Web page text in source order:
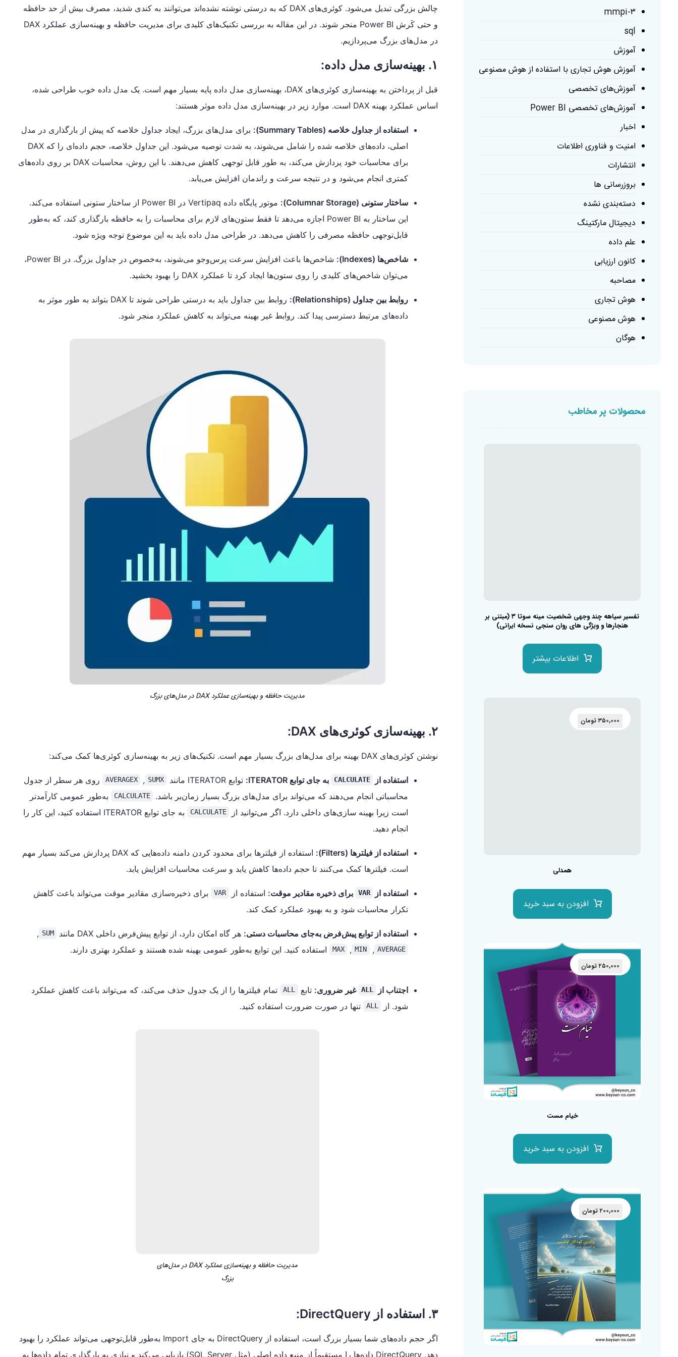
چالش بزرگی تبدیل می‌شود. کوئری‌های DAX که به درستی نوشته نشده‌اند می‌توانند به کندی شدید، مصرف بیش از حد حافظه
و حتی کَرش Power BI منجر شوند. در این مقاله به بررسی تکنیک‌های کلیدی برای مدیریت حافظه و بهینه‌سازی عملکرد DAX
در مدل‌های بزرگ می‌پردازیم.
۱. بهینه‌سازی مدل داده:
قبل از پرداختن به بهینه‌سازی کوئری‌های DAX، بهینه‌سازی مدل داده پایه بسیار مهم است. یک مدل داده خوب طراحی شده،
اساس عملکرد بهینه DAX است. موارد زیر در بهینه‌سازی مدل داده موثر هستند:
استفاده از جداول خلاصه (Summary Tables):
برای مدل‌های بزرگ، ایجاد جداول خلاصه که پیش از بارگذاری در مدل
اصلی، داده‌های خلاصه شده را شامل می‌شوند، به شدت توصیه می‌شود. این جداول خلاصه، حجم داده‌ای را که DAX
برای محاسبات خود پردازش می‌کند، به طور قابل توجهی کاهش می‌دهند. با این روش، محاسبات DAX بر روی داده‌های
کمتری انجام می‌شود و در نتیجه سرعت و راندمان افزایش می‌یابد.
ساختار ستونی (Columnar Storage):
موتور پایگاه داده Vertipaq در Power BI از ساختار ستونی استفاده می‌کند.
این ساختار به Power BI اجازه می‌دهد تا فقط ستون‌های لازم برای محاسبات را به حافظه بارگذاری کند، که به‌طور
قابل‌توجهی حافظه مصرفی را کاهش می‌دهد. در طراحى مدل داده باید به این موضوع توجه ویژه شود.
شاخص‌ها (Indexes):
شاخص‌ها باعث افزایش سرعت پرس‌وجو می‌شوند، به‌خصوص در جداول بزرگ. در Power BI،
می‌توان شاخص‌های کلیدی را روی ستون‌ها ایجاد کرد تا عملکرد DAX را بهبود بخشید.
روابط بین جداول (Relationships):
روابط بین جداول باید به درستی طراحی شوند تا DAX بتواند به طور موثر به
داده‌های مرتبط دسترسی پیدا کند. روابط غیر بهینه می‌تواند به کاهش عملکرد منجر شود.
مدیریت حافظه و بهینه‌سازی عملکرد DAX در مدل‌های بزرگ
۲. بهینه‌سازی کوئری‌های DAX:
نوشتن کوئری‌های DAX بهینه برای مدل‌های بزرگ بسیار مهم است. تکنیک‌های زیر به بهینه‌سازی کوئری‌ها کمک می‌کند:
استفاده از CALCULATE به جای توابع ITERATOR: توابع ITERATOR مانند SUMX
,
AVERAGEX
روی هر سطر از جدول
محاسباتی انجام می‌دهند که می‌تواند برای مدل‌های بزرگ بسیار زمان‌بر باشد.
CALCULATE
به‌طور عمومى کارآمدتر
است زیرا بهینه سازی‌های داخلی دارد. اگر می‌توانید از
CALCULATE
به جای توابع ITERATOR استفاده کنید، این کار را
انجام دهید.
استفاده از فیلترها (Filters):
استفاده از فیلترها برای محدود کردن دامنه داده‌هایی که DAX پردازش می‌کند بسیار مهم
است. فیلترها کمک می‌کنند تا حجم داده‌ها کاهش یابد و سرعت محاسبات افزایش یابد.
استفاده از VAR برای ذخیره مقادیر موقت: استفاده از VAR
برای ذخیره‌سازی مقادیر موقت می‌تواند باعث کاهش
تکرار محاسبات شود و به بهبود عملکرد کمک کند.
استفاده از توابع پیش‌فرض به‌جای محاسبات دستی: هر گاه امکان دارد، از توابع پیش‌فرض داخلی DAX مانند SUM
,
AVERAGE
,
MIN
,
MAX استفاده کنید. این توابع به‌طور عمومى بهینه شده هستند و عملکرد بهتری دارند.
اجتناب از ALL غیر ضروری: تابع ALL
تمام فیلترها را از یک جدول حذف می‌کند، که می‌تواند باعث کاهش عملکرد
شود. از
ALL تنها در صورت ضرورت استفاده کنید.
مدیریت حافظه و بهینه‌سازی عملکرد DAX در مدل‌های
بزرگ
۳. استفاده از DirectQuery:
اگر حجم داده‌های شما بسیار بزرگ است، استفاده از DirectQuery به جای Import به‌طور قابل‌توجهی می‌تواند عملکرد را بهبود
دهد. DirectQuery داده‌ها را مستقیماً از منبع داده اصلی (مثل SQL Server) بازیابی می‌کند و نیازی به بارگذاری تمام داده‌ها به
mmpi-۳
sql
آموزش
آموزش هوش تجاری با استفاده از هوش مصنوعی
آموزش‌های تخصصی
آموزش‌های تخصصی Power BI
اخبار
امنیت و فناوری اطلاعات
انتشارات
بروزرسانی ها
دسته‌بندی نشده
دیجیتال مارکتینگ
علم داده
کانون ارزیابی
مصاحبه
هوش تجاری
هوش مصنوعی
هوگان
محصولات پر مخاطب
تفسیر سیاهه چند وجهی شخصیت مینه سوتا ۳ (مبتنی بر
هنجارها و ویژگی های روان سنجی نسخه ایرانی)
اطلاعات بیشتر
همدلی
۳۵۰,۰۰۰ تومان
افزودن به سبد خرید
خیام مست
۲۵۰,۰۰۰ تومان
افزودن به سبد خرید
۲۰۰,۰۰۰ تومان